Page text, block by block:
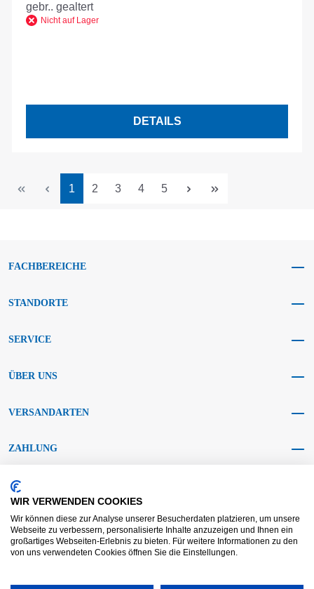
gebr.. gealtert
Nicht auf Lager
DETAILS
Seite
1 Seite
2 Seite
3 Seite
4 Seite
5
FACHBEREICHE
STANDORTE
SERVICE
ÜBER UNS
VERSANDARTEN
ZAHLUNG
SOCIAL MEDIA
WIR VERWENDEN COOKIES
Wir können diese zur Analyse unserer Besucherdaten platzieren, um unsere
Webseite zu verbessern, personalisierte Inhalte anzuzeigen und Ihnen ein
großartiges Webseiten-Erlebnis zu bieten. Für weitere Informationen zu den
von uns verwendeten Cookies öffnen Sie die Einstellungen.